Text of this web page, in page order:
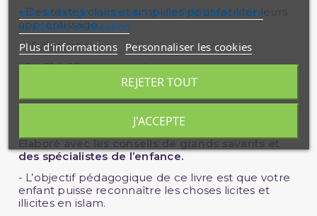
- Des textes clairs et simplifies pour faciliter leurs
apprentissage.
• 46 illustrations
• De 21 à 57 mots par phrase
• De 2 à 5 phrases illustration
• Vocabulaire simple + des jeux...
Élaboré avec les conseils de grands savants et
des spécialistes de l’enfance.
- L’objectif pédagogique de ce livre est que votre
enfant puisse reconnaître les choses licites et
illicites en islam.
site de Google concernant la confidentialité et les
conditions d'utilisation
Plus d'informations Personnaliser les cookies
REJETER TOUT
J'ACCEPTE